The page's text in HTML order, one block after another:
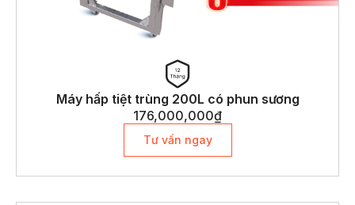
Máy hấp tiệt trùng 200L có phun sương
176,000,000₫
Tư vấn ngay